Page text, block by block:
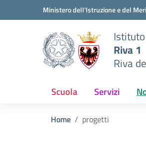
Vai ai contenuti
Vai al menu di navigazioneMinistero dell'Istruzione e del
Riva 1
Riva
Scuola Servizi
Home progetti